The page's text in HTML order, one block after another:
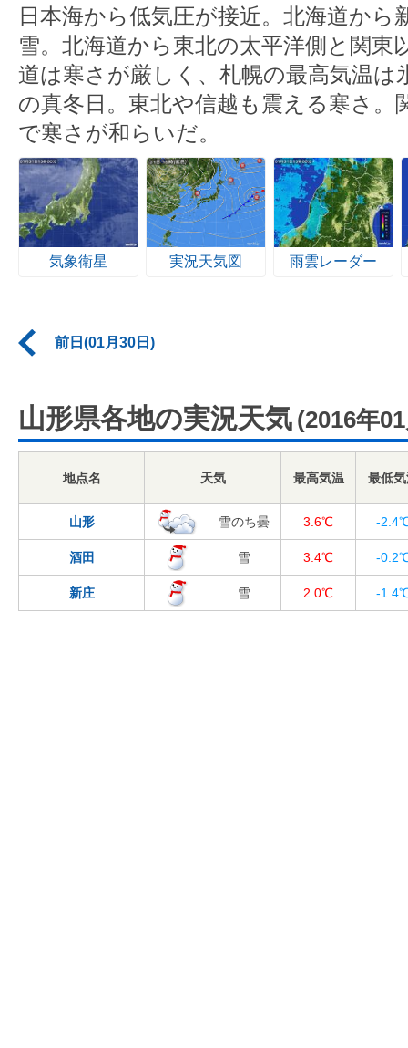
日本海から低気圧が接近。北海道から
雪。北海道から東北の太平洋側と関東
道は寒さが厳しく、札幌の最高気温は
の真冬日。東北や信越も震える寒さ。
で寒さが和らいだ。
気象衛星 実況天気図 雨雲レーダー
前日(01月30日)
山形県各地の実況天気 (2016年
地点名 天気 最高気温 最低
山形 雪のち曇 3.6℃ -
酒田 雪 3.4℃ -
新庄 雪 2.0℃ -